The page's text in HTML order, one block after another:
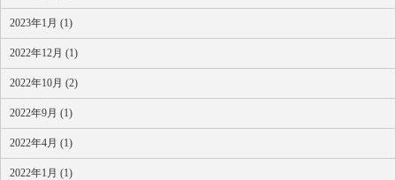
2023年1月 (1)
2022年12月 (1)
2022年10月 (2)
2022年9月 (1)
2022年4月 (1)
2022年1月 (1)